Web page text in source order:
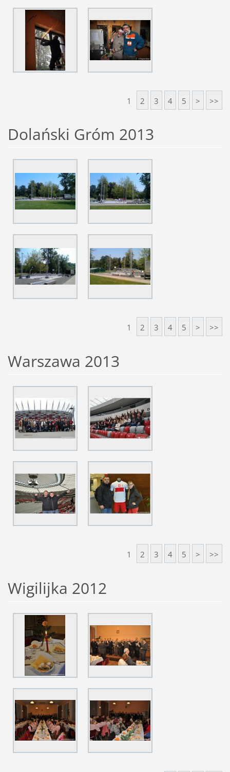
1 2 3 4 5 > >>
Dolański Gróm 2013
1 2 3 4 5 > >>
Warszawa 2013
1 2 3 4 5 > >>
Wigilijka 2012